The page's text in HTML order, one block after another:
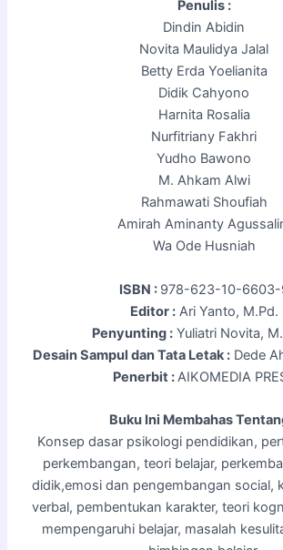
Penulis :
Dindin Abidin
Novita Maulidya Jalal
Betty Erda Yoelianita
Didik Cahyono
Harnita Rosalia
Nurfitriany Fakhri
Yudho Bawono
M. Ahkam Alwi
Rahmawati Shoufiah
Amirah Aminanty
Wa Ode Husniah
ISBN : 978-623-10-6603-
Editor :Ari Yanto, M.Pd.
Penyunting : Yuliatri Novita,
Desain Sampul dan Tata Letak :Dede
Penerbit : AIKOMEDIA
Buku Ini Membahas
Konsep dasar psikologi pendidikan,
perkembangan, teori belajar,
didik,emosi dan pengembangan social,
verbal, pembentukan karakter, teori
mempengaruhi belajar, masalah